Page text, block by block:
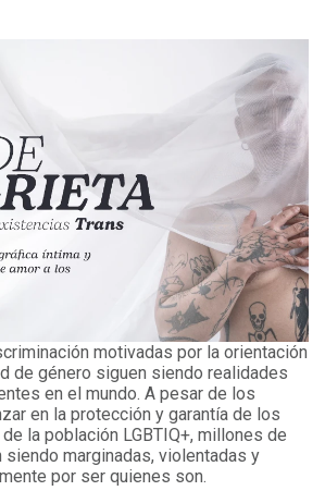
motivadas por la orientación
de género siguen siendo realidades
en el mundo. A pesar de los
en la protección y garantía de los
la población LGBTIQ+, millones de
siendo marginadas, violentadas y
por ser quienes son.